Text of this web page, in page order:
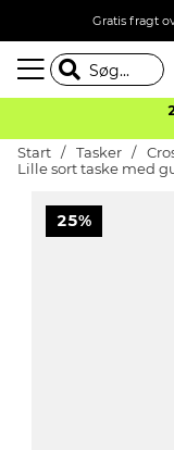
Gratis fragt
Start Tasker
Lille sort taske med
25%